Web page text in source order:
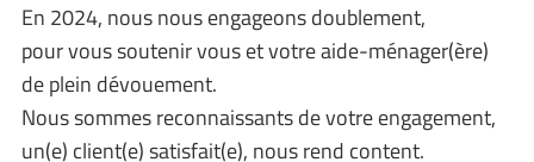
En 2024, nous nous engageons doublement,
pour vous soutenir vous et votre aide-ménager(ère)
de plein dévouement.
Nous sommes reconnaissants de votre engagement,
un(e) client(e) satisfait(e), nous rend content.